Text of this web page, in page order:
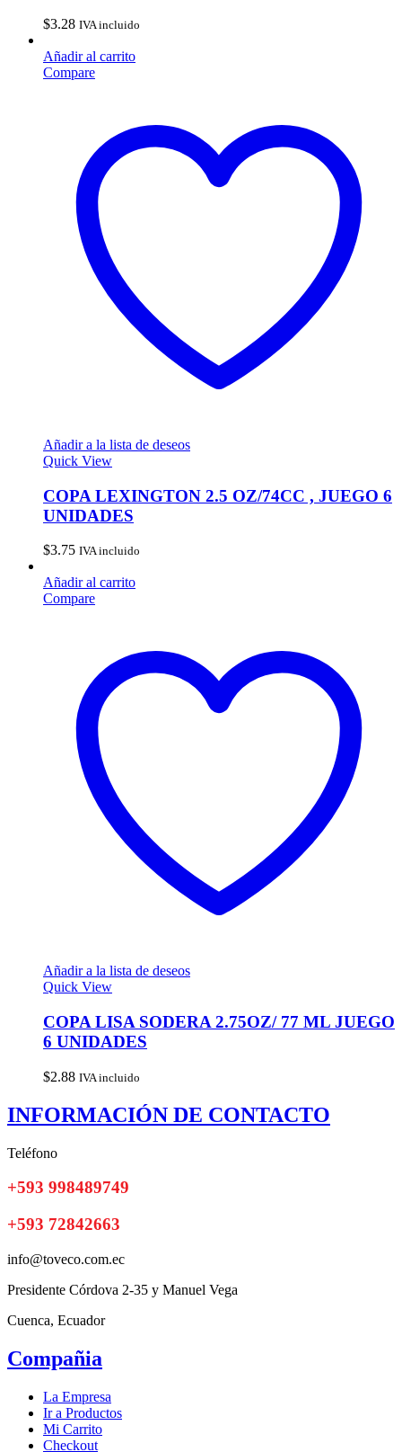
$3.28 IVA incluido
Añadir al carrito
Compare
Añadir a la lista de deseos
Quick View
COPA LEXINGTON 2.5 OZ/74CC , JUEGO 6
UNIDADES
$3.75 IVA incluido
Añadir al carrito
Compare
Añadir a la lista de deseos
Quick View
COPA LISA SODERA 2.75OZ/ 77 ML JUEGO
6 UNIDADES
$2.88 IVA incluido
INFORMACIÓN DE CONTACTO
Teléfono
+593 998489749
+593 72842663
info@toveco.com.ec
Presidente Córdova 2-35 y Manuel Vega
Cuenca, Ecuador
Compañia
La Empresa
Ir a Productos
Mi Carrito
Checkout